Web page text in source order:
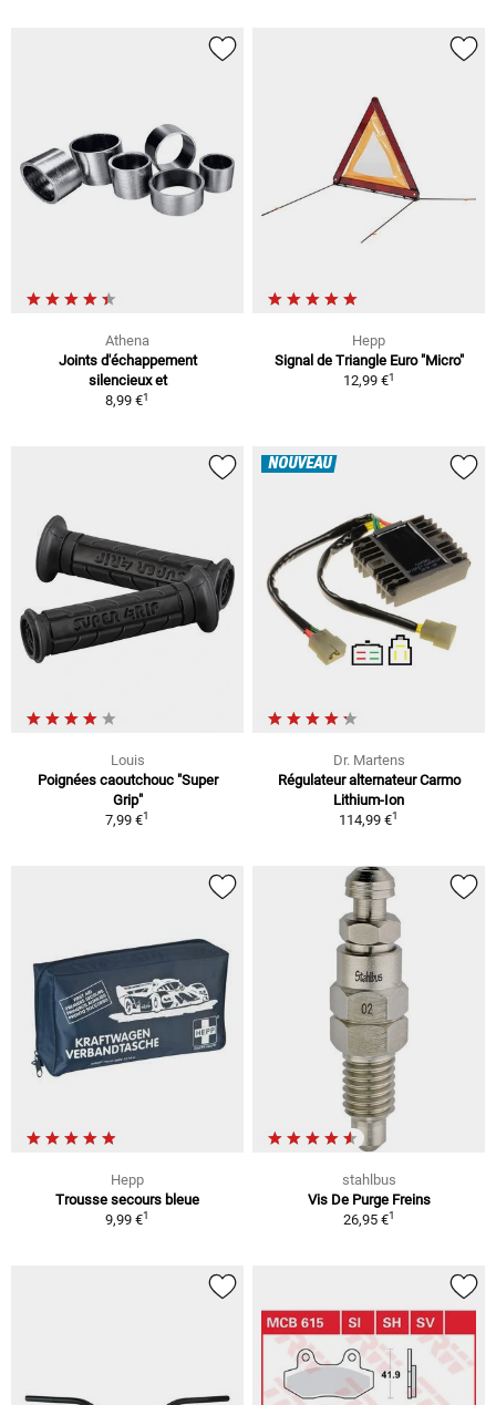
Athena
Joints d'échappement
silencieux et
8,99 €1
Hepp
Signal de Triangle Euro "Micro"
12,99 €1
Louis
Poignées caoutchouc "Super
Grip"
7,99 €1
NOUVEAU
Dr. Martens
Régulateur alternateur Carmo
Lithium-Ion
114,99 €1
Hepp
Trousse secours bleue
9,99 €1
stahlbus
Vis De Purge Freins
26,95 €1